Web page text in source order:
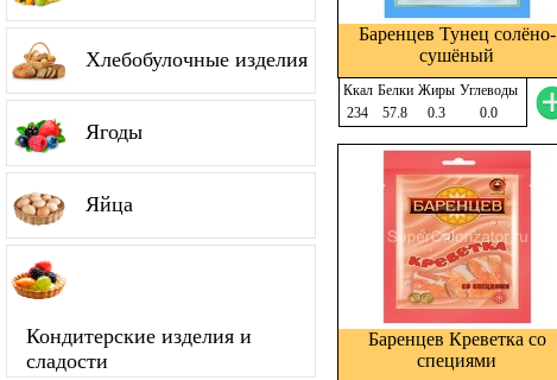
Хлебобулочные изделия
Ягоды
Яйца
Кондитерские изделия и
сладости
Баренцев Тунец солёно-
сушёный
Ккал Белки Жиры Углеводы
234
57.8 0.3 0.0
Баренцев Креветка со
специями